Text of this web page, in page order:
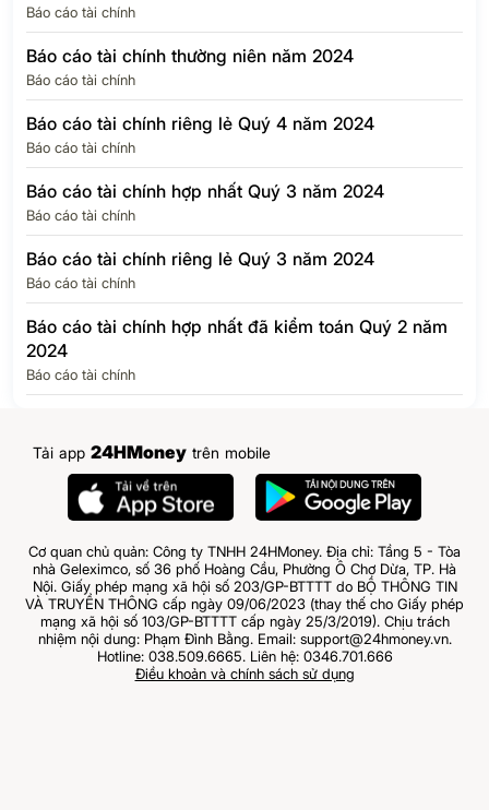
Báo cáo tài chính
Báo cáo tài chính thường niên năm 2024
Báo cáo tài chính
Báo cáo tài chính riêng lẻ Quý 4 năm 2024
Báo cáo tài chính
Báo cáo tài chính hợp nhất Quý 3 năm 2024
Báo cáo tài chính
Báo cáo tài chính riêng lẻ Quý 3 năm 2024
Báo cáo tài chính
Báo cáo tài chính hợp nhất đã kiểm toán Quý 2 năm
2024
Báo cáo tài chính
Tải app 24HMoney trên mobile
Cơ quan chủ quản: Công ty TNHH 24HMoney. Địa chỉ: Tầng 5 - Tòa
nhà Geleximco, số 36 phố Hoàng Cầu, Phường Ô Chợ Dừa, TP. Hà
Nội. Giấy phép mạng xã hội số 203/GP-BTTTT do BỘ THÔNG TIN
VÀ TRUYỀN THÔNG cấp ngày 09/06/2023 (thay thế cho Giấy phép
mạng xã hội số 103/GP-BTTTT cấp ngày 25/3/2019). Chịu trách
nhiệm nội dung: Phạm Đình Bằng. Email: support@24hmoney.vn.
Hotline: 038.509.6665. Liên hệ: 0346.701.666
Điều khoản và chính sách sử dụng